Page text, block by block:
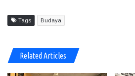
Tags Budaya
Related Articles